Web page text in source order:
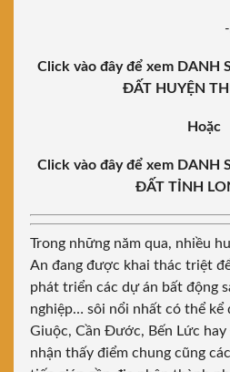
Click vào đây để xem DANH
ĐẤT HUYỆN
Hoặc
Click vào đây để xem DANH
ĐẤT TỈNH
Trong những năm qua, nhiều
An đang được khai thác triệt
phát triển các dự án bất động
nghiệp… sôi nổi nhất có thể kể
Giuộc, Cần Đước, Bến Lức
nhận thấy điểm chung cũng